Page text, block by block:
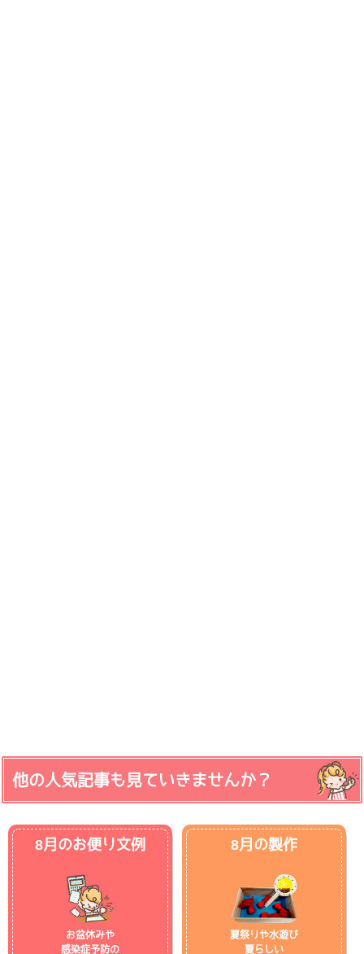
他の人気記事も見ていきませんか？
8月のお便り文例
お盆休みや
感染症予防の
8月の製作
夏祭りや水遊び
夏らしい